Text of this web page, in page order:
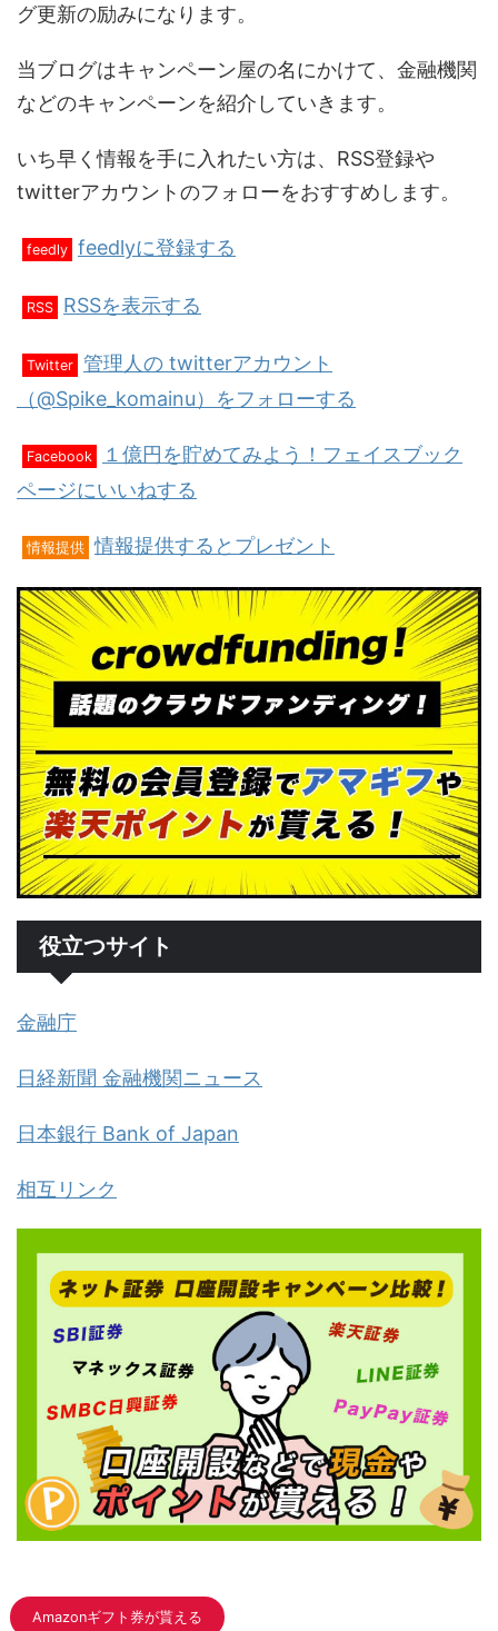
グ更新の励みになります。
当ブログはキャンペーン屋の名にかけて、金融機関
などのキャンペーンを紹介していきます。
いち早く情報を手に入れたい方は、RSS登録や
twitterアカウントのフォローをおすすめします。
feedly feedlyに登録する
RSS RSSを表示する
Twitter 管理人の twitterアカウント
（@Spike_komainu）をフォローする
Facebook
１億円を貯めてみよう！フェイスブック
ページにいいねする
情報提供 情報提供するとプレゼント
役立つサイト
金融庁
日経新聞 金融機関ニュース
日本銀行 Bank of Japan
相互リンク
Amazonギフト券が貰える